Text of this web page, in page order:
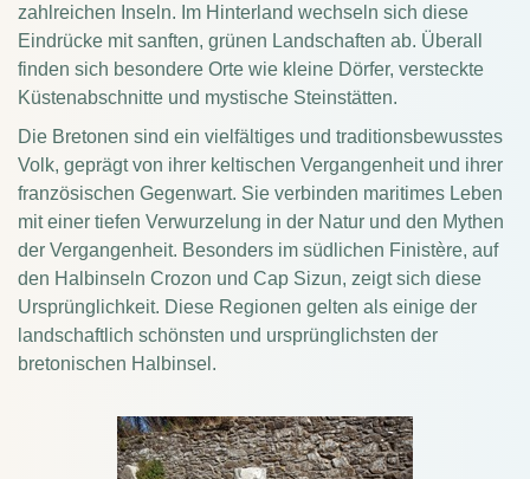
zahlreichen Inseln. Im Hinterland wechseln sich diese
Eindrücke mit sanften, grünen Landschaften ab. Überall
finden sich besondere Orte wie kleine Dörfer, versteckte
Küstenabschnitte und mystische Steinstätten.
Die Bretonen sind ein vielfältiges und traditionsbewusstes
Volk, geprägt von ihrer keltischen Vergangenheit und ihrer
französischen Gegenwart. Sie verbinden maritimes Leben
mit einer tiefen Verwurzelung in der Natur und den Mythen
der Vergangenheit. Besonders im südlichen Finistère, auf
den Halbinseln Crozon und Cap Sizun, zeigt sich diese
Ursprünglichkeit. Diese Regionen gelten als einige der
landschaftlich schönsten und ursprünglichsten der
bretonischen Halbinsel.